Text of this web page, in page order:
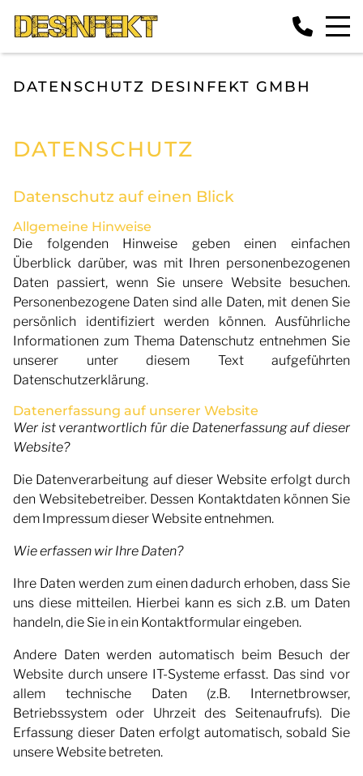
DATENSCHUTZ DESINFEKT GMBH
DATENSCHUTZ
Datenschutz auf einen Blick
Allgemeine Hinweise
Die folgenden Hinweise geben einen einfachen
Überblick darüber, was mit Ihren personenbezogenen
Daten passiert, wenn Sie unsere Website besuchen.
Personenbezogene Daten sind alle Daten, mit denen Sie
persönlich identifiziert werden können. Ausführliche
Informationen zum Thema Datenschutz entnehmen Sie
unserer unter diesem Text aufgeführten
Datenschutzerklärung.
Datenerfassung auf unserer Website
Wer ist verantwortlich für die Datenerfassung auf dieser
Website?
Die Datenverarbeitung auf dieser Website erfolgt durch
den Websitebetreiber. Dessen Kontaktdaten können Sie
dem Impressum dieser Website entnehmen.
Wie erfassen wir Ihre Daten?
Ihre Daten werden zum einen dadurch erhoben, dass Sie
uns diese mitteilen. Hierbei kann es sich z.B. um Daten
handeln, die Sie in ein Kontaktformular eingeben.
Andere Daten werden automatisch beim Besuch der
Website durch unsere IT-Systeme erfasst. Das sind vor
allem technische Daten (z.B. Internetbrowser,
Betriebssystem oder Uhrzeit des Seitenaufrufs). Die
Erfassung dieser Daten erfolgt automatisch, sobald Sie
unsere Website betreten.